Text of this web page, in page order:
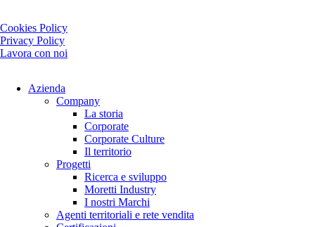
Cookies Policy
Privacy Policy
Lavora con noi
Azienda
Company
La storia
Corporate
Corporate Culture
Il territorio
Progetti
Ricerca e sviluppo
Moretti Industry
I nostri Marchi
Agenti territoriali e rete vendita